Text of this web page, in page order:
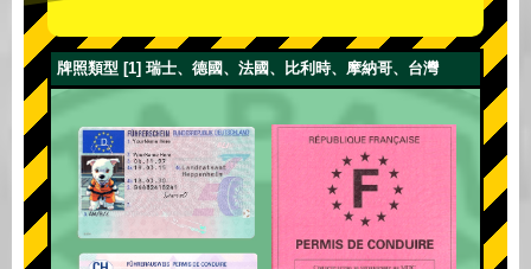
牌照類型 [1] 瑞士、德國、法國、比利時、摩納哥、台灣